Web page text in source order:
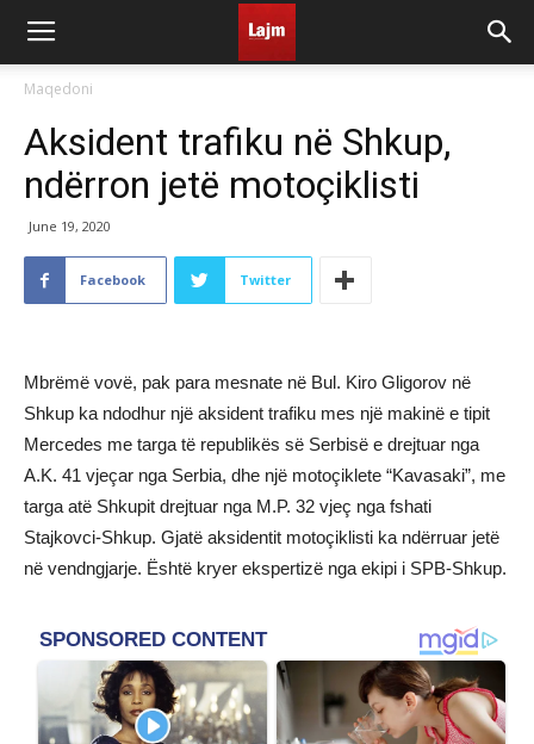
Maqedoni
Aksident trafiku në Shkup,
ndërron jetë motoçiklisti
June 19, 2020
Facebook Twitter
Mbrëmë vovë, pak para mesnate në Bul. Kiro Gligorov në
Shkup ka ndodhur një aksident trafiku mes një makinë e tipit
Mercedes me targa të republikës së Serbisë e drejtuar nga
A.K. 41 vjeçar nga Serbia, dhe një motoçiklete “Kavasaki”, me
targa atë Shkupit drejtuar nga M.P. 32 vjeç nga fshati
Stajkovci-Shkup. Gjatë aksidentit motoçiklisti ka ndërruar jetë
në vendngjarje. Është kryer ekspertizë nga ekipi i SPB-Shkup.